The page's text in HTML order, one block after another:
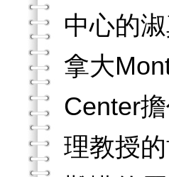
中心的
拿大
Center
理教授